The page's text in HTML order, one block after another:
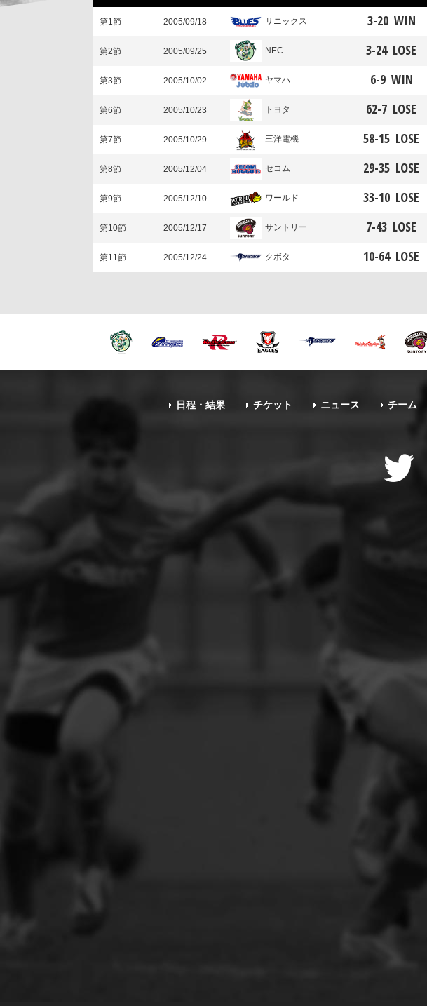
第1節 2005/09/18 サニックス 3-20 WIN
第2節 2005/09/25 NEC 3-24 LOSE
第3節 2005/10/02 ヤマハ 6-9 WIN
第6節 2005/10/23 トヨタ 62-7 LOSE
第7節 2005/10/29 三洋電機 58-15 LOSE
第8節 2005/12/04 セコム 29-35 LOSE
第9節 2005/12/10 ワールド 33-10 LOSE
第10節 2005/12/17 サントリー 7-43 LOSE
第11節 2005/12/24 クボタ 10-64 LOSE
日程・結果 チケット ニュース チーム